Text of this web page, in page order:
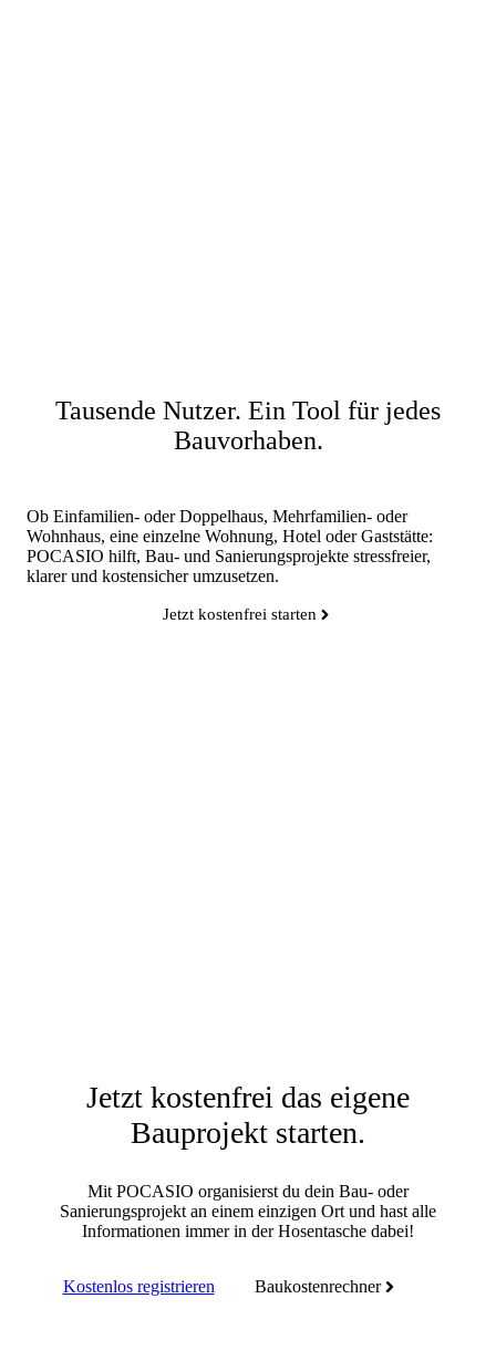
Tausende Nutzer. Ein Tool für jedes
Bauvorhaben.
Ob Einfamilien- oder Doppelhaus, Mehrfamilien- oder
Wohnhaus, eine einzelne Wohnung, Hotel oder Gaststätte:
POCASIO hilft, Bau- und Sanierungsprojekte stressfreier,
klarer und kostensicher umzusetzen.
Jetzt kostenfrei starten
Jetzt kostenfrei das eigene
Bauprojekt starten.
Mit POCASIO organisierst du dein Bau- oder
Sanierungsprojekt an einem einzigen Ort und hast alle
Informationen immer in der Hosentasche dabei!
Kostenlos registrieren Baukostenrechner